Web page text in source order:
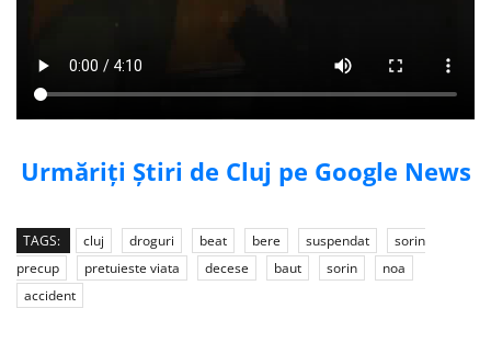
Urmăriți Știri de Cluj pe Google News
TAGS: cluj droguri beat bere suspendat
sorin
precup
pretuieste viata decese baut sorin
noa
accident